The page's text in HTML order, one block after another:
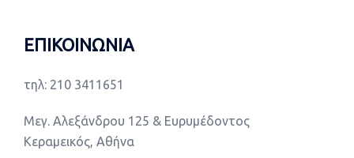
ΕΠΙΚΟΙΝΩΝΙΑ
τηλ: 210 3411651
Μεγ. Αλεξάνδρου 125 & Ευρυμέδοντος
Κεραμεικός, Αθήνα